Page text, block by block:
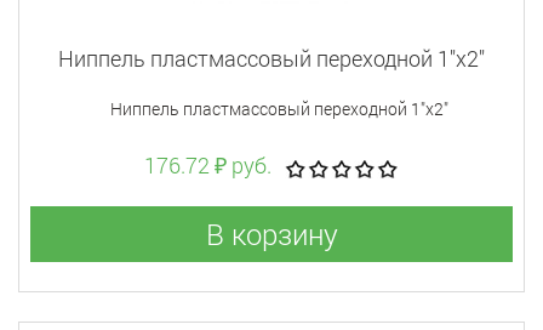
Ниппель пластмассовый переходной 1"x2"
Ниппель пластмассовый переходной 1"x2"
176.72 ₽ руб.
В корзину